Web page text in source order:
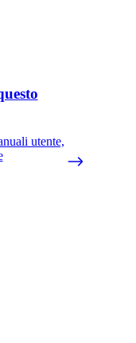
utente,
e sono conformi
in stelle da parte degli